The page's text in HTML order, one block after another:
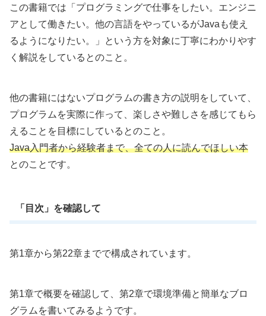
この書籍では「プログラミングで仕事をしたい。エンジニ
アとして働きたい。他の言語をやっているがJavaも使え
るようになりたい。」という方を対象に丁寧にわかりやす
く解説をしているとのこと。
他の書籍にはないプログラムの書き方の説明をしていて、
プログラムを実際に作って、楽しさや難しさを感じてもら
えることを目標にしているとのこと。
Java入門者から経験者まで、全ての人に読んでほしい本
とのことです。
「目次」を確認して
第1章から第22章までで構成されています。
第1章で概要を確認して、第2章で環境準備と簡単なブロ
グラムを書いてみるようです。